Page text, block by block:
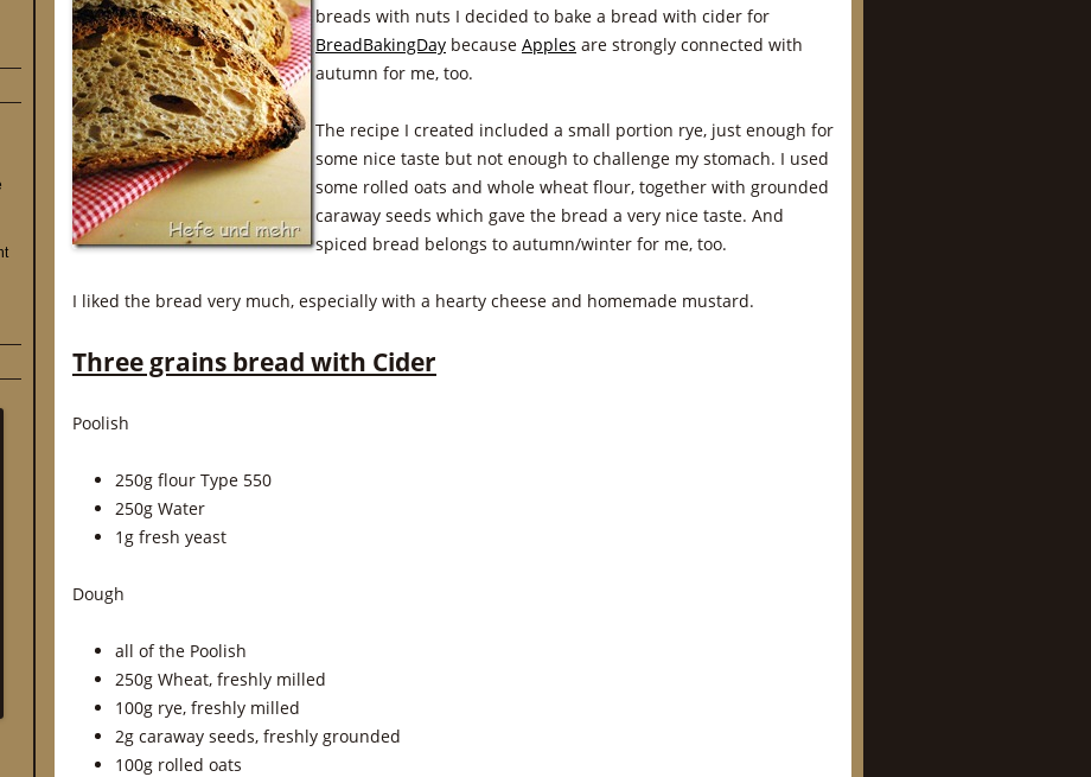
breads with nuts I decided to bake a bread with cider for
BreadBakingDay because Apples are strongly connected with
autumn for me, too.
The recipe I created included a small portion rye, just enough for
some nice taste but not enough to challenge my stomach. I used
some rolled oats and whole wheat flour, together with grounded
caraway seeds which gave the bread a very nice taste. And
spiced bread belongs to autumn/winter for me, too.
I liked the bread very much, especially with a hearty cheese and homemade mustard.
Three grains bread with Cider
Poolish
250g flour Type 550
250g Water
1g fresh yeast
Dough
all of the Poolish
250g Wheat, freshly milled
100g rye, freshly milled
2g caraway seeds, freshly grounded
100g rolled oats